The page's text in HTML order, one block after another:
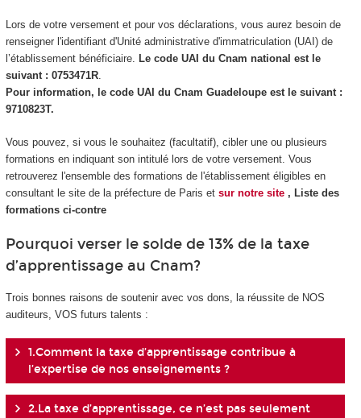
Lors de votre versement et pour vos déclarations, vous aurez besoin de
renseigner l'identifiant d'Unité administrative d'immatriculation (UAI) de
l’établissement bénéficiaire. Le code UAI du Cnam national est le
suivant : 0753471R.
Pour information, le code UAI du Cnam Guadeloupe est le suivant :
9710823T.
Vous pouvez, si vous le souhaitez (facultatif), cibler une ou plusieurs
formations en indiquant son intitulé lors de votre versement. Vous
retrouverez l'ensemble des formations de l'établissement éligibles en
consultant le site de la préfecture de Paris et sur notre site , Liste des
formations ci-contre
Pourquoi verser le solde de 13% de la taxe
d’apprentissage au Cnam?
Trois bonnes raisons de soutenir avec vos dons, la réussite de NOS
auditeurs, VOS futurs talents :
1.Comment la taxe d’apprentissage contribue à
l’expertise de nos enseignements ?
2.La taxe d’apprentissage, ce n’est pas seulement